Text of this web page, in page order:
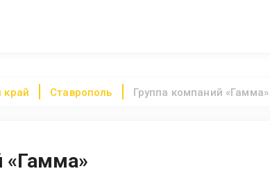
край Ставрополь Группа компаний «Гамма»
«Гамма»